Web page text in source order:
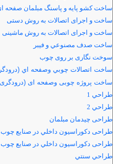
ساخت کشو پایه و پاسنگ مبلمان صفحه
ساخت و اجرای اتصالات به روش دستی
ساخت و اجرای اتصالات به روش ماشینی
ساخت صدف مصنوعي و فيبر
سوخت نگاری بر روی چوب
ساخت اتصالات چوبي وصفحه اي
ساخت پروژه چوبی وصفحه ای (درودگری
طراحي 1
طراحي 2
طراحی چیدمان مبلمان
طراحی دكوراسيون داخلي در صنايع چوب 1
طراحی دكوراسيون داخلي در صنايع چوب 2
طراحي سنتي